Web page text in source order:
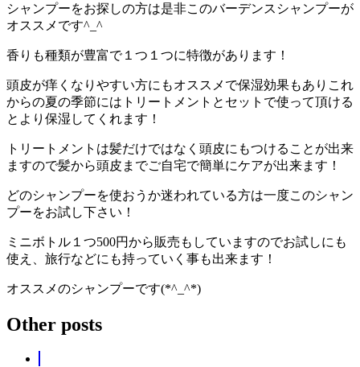
シャンプーをお探しの方は是非このバーデンスシャンプーが
オススメです^_^
香りも種類が豊富で１つ１つに特徴があります！
頭皮が痒くなりやすい方にもオススメで保湿効果もありこれ
からの夏の季節にはトリートメントとセットで使って頂ける
とより保湿してくれます！
トリートメントは髪だけではなく頭皮にもつけることが出来
ますので髪から頭皮までご自宅で簡単にケアが出来ます！
どのシャンプーを使おうか迷われている方は一度このシャン
プーをお試し下さい！
ミニボトル１つ500円から販売もしていますのでお試しにも
使え、旅行などにも持っていく事も出来ます！
オススメのシャンプーです(*^_^*)
Other posts